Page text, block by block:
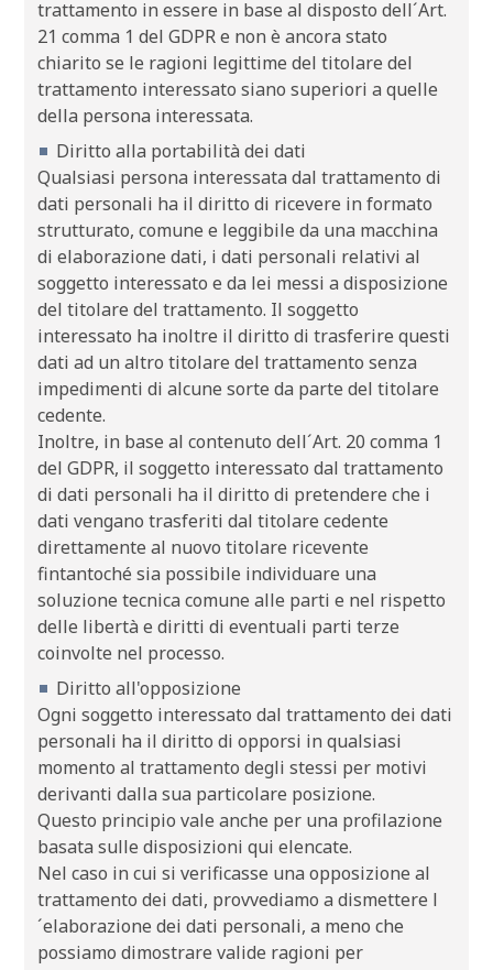
trattamento in essere in base al disposto dell´Art.
21 comma 1 del GDPR e non è ancora stato
chiarito se le ragioni legittime del titolare del
trattamento interessato siano superiori a quelle
della persona interessata.
Diritto alla portabilità dei dati
Qualsiasi persona interessata dal trattamento di
dati personali ha il diritto di ricevere in formato
strutturato, comune e leggibile da una macchina
di elaborazione dati, i dati personali relativi al
soggetto interessato e da lei messi a disposizione
del titolare del trattamento. Il soggetto
interessato ha inoltre il diritto di trasferire questi
dati ad un altro titolare del trattamento senza
impedimenti di alcune sorte da parte del titolare
cedente.
Inoltre, in base al contenuto dell´Art. 20 comma 1
del GDPR, il soggetto interessato dal trattamento
di dati personali ha il diritto di pretendere che i
dati vengano trasferiti dal titolare cedente
direttamente al nuovo titolare ricevente
fintantoché sia possibile individuare una
soluzione tecnica comune alle parti e nel rispetto
delle libertà e diritti di eventuali parti terze
coinvolte nel processo.
Diritto all'opposizione
Ogni soggetto interessato dal trattamento dei dati
personali ha il diritto di opporsi in qualsiasi
momento al trattamento degli stessi per motivi
derivanti dalla sua particolare posizione.
Questo principio vale anche per una profilazione
basata sulle disposizioni qui elencate.
Nel caso in cui si verificasse una opposizione al
trattamento dei dati, provvediamo a dismettere l
´elaborazione dei dati personali, a meno che
possiamo dimostrare valide ragioni per